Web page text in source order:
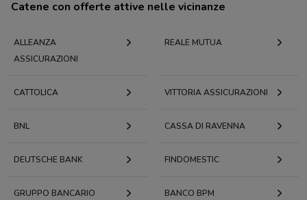
Catene con offerte attive nelle vicinanze
ALLEANZA
ASSICURAZIONI
REALE MUTUA
CATTOLICA VITTORIA ASSICURAZIONI
BNL CASSA DI RAVENNA
DEUTSCHE BANK FINDOMESTIC
GRUPPO BANCARIO
BANCO BPM